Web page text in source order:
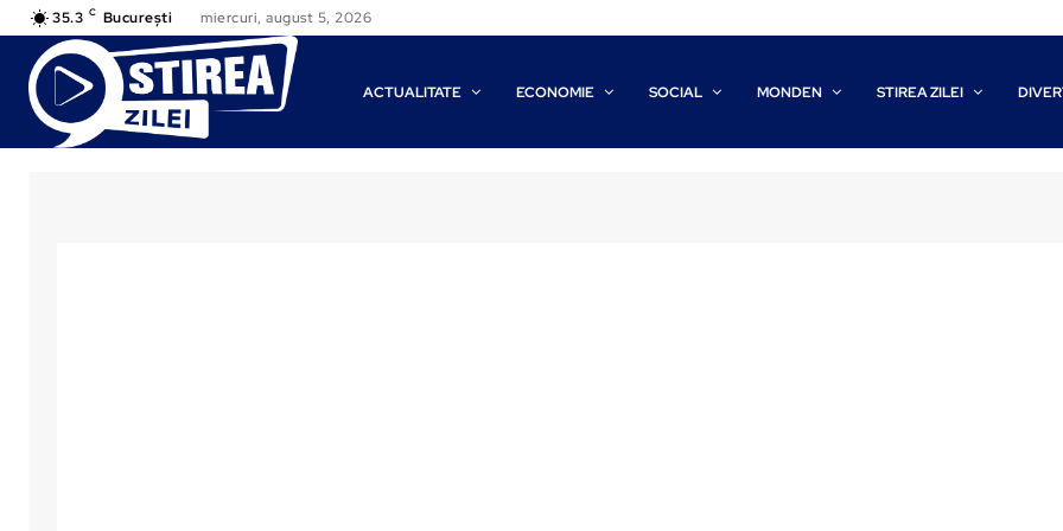
35.3 C București miercuri, august 5, 2026
ACTUALITATE ECONOMIE SOCIAL MONDEN STIREA ZILEI